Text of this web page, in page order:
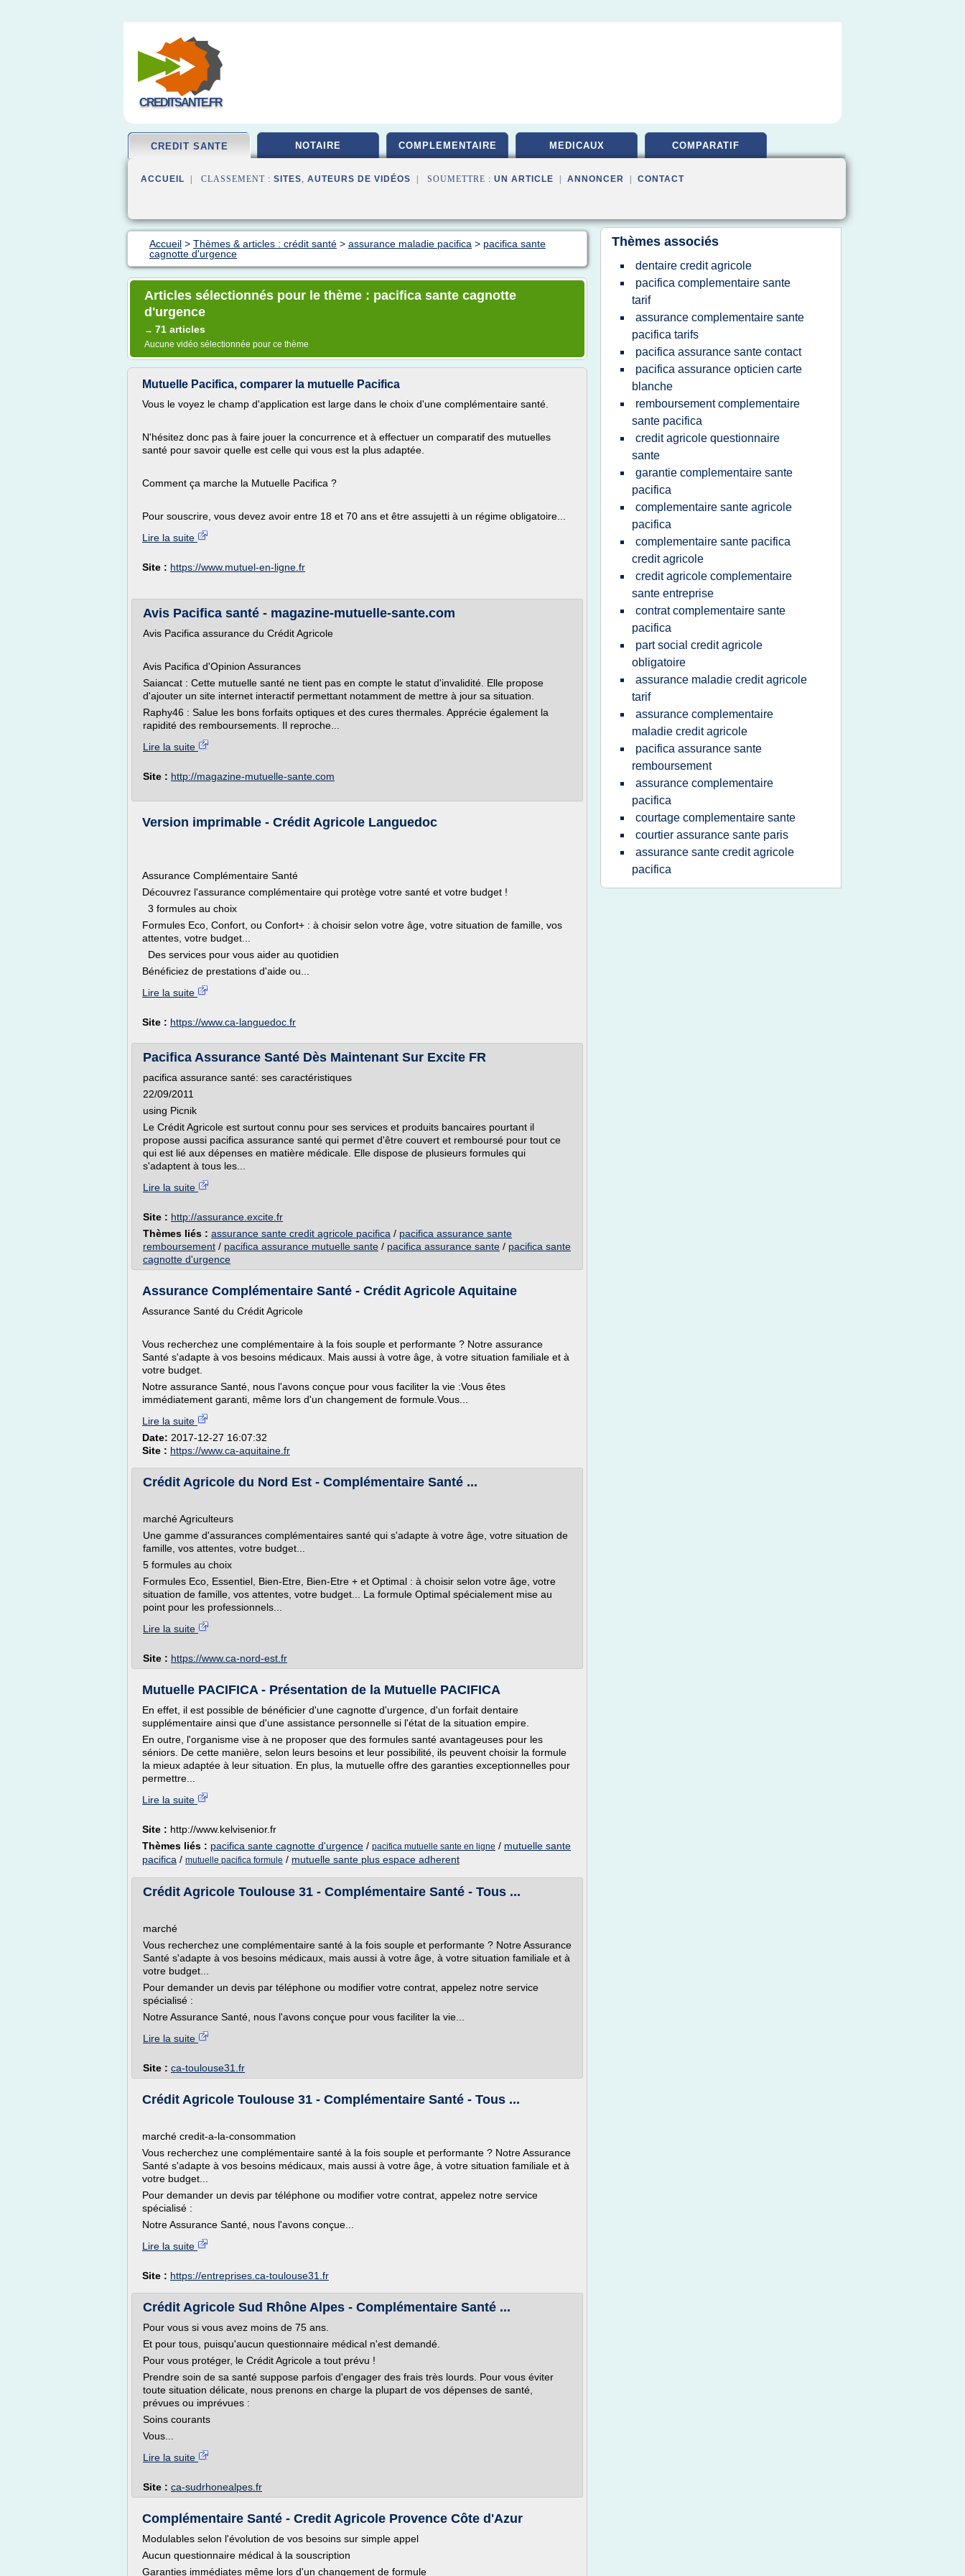
CREDITSANTE.FR
CREDIT SANTE NOTAIRE COMPLEMENTAIRE MEDICAUX COMPARATIF
ACCUEIL | CLASSEMENT : SITES, AUTEURS DE VIDÉOS | SOUMETTRE : UN ARTICLE ANNONCER CONTACT
Accueil > Thèmes & articles : crédit santé > assurance maladie pacifica > pacifica sante
cagnotte d'urgence
Articles sélectionnés pour le thème : pacifica sante cagnotte
d'urgence
→ 71 articles
Aucune vidéo sélectionnée pour ce thème
Mutuelle Pacifica, comparer la mutuelle Pacifica
Vous le voyez le champ d'application est large dans le choix d'une complémentaire santé.
N'hésitez donc pas à faire jouer la concurrence et à effectuer un comparatif des mutuelles
santé pour savoir quelle est celle qui vous est la plus adaptée.
Comment ça marche la Mutuelle Pacifica ?
Pour souscrire, vous devez avoir entre 18 et 70 ans et être assujetti à un régime obligatoire...
Lire la suite
Site : https://www.mutuel-en-ligne.fr
Avis Pacifica santé - magazine-mutuelle-sante.com
Avis Pacifica assurance du Crédit Agricole
Avis Pacifica d'Opinion Assurances
Saiancat : Cette mutuelle santé ne tient pas en compte le statut d'invalidité. Elle propose
d'ajouter un site internet interactif permettant notamment de mettre à jour sa situation.
Raphy46 : Salue les bons forfaits optiques et des cures thermales. Apprécie également la
rapidité des remboursements. Il reproche...
Lire la suite
Site : http://magazine-mutuelle-sante.com
Version imprimable - Crédit Agricole Languedoc
Assurance Complémentaire Santé
Découvrez l'assurance complémentaire qui protège votre santé et votre budget !
3 formules au choix
Formules Eco, Confort, ou Confort+ : à choisir selon votre âge, votre situation de famille, vos
attentes, votre budget...
Des services pour vous aider au quotidien
Bénéficiez de prestations d'aide ou...
Lire la suite
Site : https://www.ca-languedoc.fr
Pacifica Assurance Santé Dès Maintenant Sur Excite FR
pacifica assurance santé: ses caractéristiques
22/09/2011
using Picnik
Le Crédit Agricole est surtout connu pour ses services et produits bancaires pourtant il
propose aussi pacifica assurance santé qui permet d'être couvert et remboursé pour tout ce
qui est lié aux dépenses en matière médicale. Elle dispose de plusieurs formules qui
s'adaptent à tous les...
Lire la suite
Site : http://assurance.excite.fr
Thèmes liés : assurance sante credit agricole pacifica / pacifica assurance sante
remboursement / pacifica assurance mutuelle sante / pacifica assurance sante / pacifica sante
cagnotte d'urgence
Assurance Complémentaire Santé - Crédit Agricole Aquitaine
Assurance Santé du Crédit Agricole
Vous recherchez une complémentaire à la fois souple et performante ? Notre assurance
Santé s'adapte à vos besoins médicaux. Mais aussi à votre âge, à votre situation familiale et à
votre budget.
Notre assurance Santé, nous l'avons conçue pour vous faciliter la vie :Vous êtes
immédiatement garanti, même lors d'un changement de formule.Vous...
Lire la suite
Date: 2017-12-27 16:07:32
Site : https://www.ca-aquitaine.fr
Crédit Agricole du Nord Est - Complémentaire Santé ...
marché Agriculteurs
Une gamme d'assurances complémentaires santé qui s'adapte à votre âge, votre situation de
famille, vos attentes, votre budget...
5 formules au choix
Formules Eco, Essentiel, Bien-Etre, Bien-Etre + et Optimal : à choisir selon votre âge, votre
situation de famille, vos attentes, votre budget... La formule Optimal spécialement mise au
point pour les professionnels...
Lire la suite
Site : https://www.ca-nord-est.fr
Mutuelle PACIFICA - Présentation de la Mutuelle PACIFICA
En effet, il est possible de bénéficier d'une cagnotte d'urgence, d'un forfait dentaire
supplémentaire ainsi que d'une assistance personnelle si l'état de la situation empire.
En outre, l'organisme vise à ne proposer que des formules santé avantageuses pour les
séniors. De cette manière, selon leurs besoins et leur possibilité, ils peuvent choisir la formule
la mieux adaptée à leur situation. En plus, la mutuelle offre des garanties exceptionnelles pour
permettre...
Lire la suite
Site : http://www.kelvisenior.fr
Thèmes liés : pacifica sante cagnotte d'urgence / pacifica mutuelle sante en ligne / mutuelle sante
pacifica / mutuelle pacifica formule / mutuelle sante plus espace adherent
Crédit Agricole Toulouse 31 - Complémentaire Santé - Tous ...
marché
Vous recherchez une complémentaire santé à la fois souple et performante ? Notre Assurance
Santé s'adapte à vos besoins médicaux, mais aussi à votre âge, à votre situation familiale et à
votre budget...
Pour demander un devis par téléphone ou modifier votre contrat, appelez notre service
spécialisé :
Notre Assurance Santé, nous l'avons conçue pour vous faciliter la vie...
Lire la suite
Site : ca-toulouse31.fr
Crédit Agricole Toulouse 31 - Complémentaire Santé - Tous ...
marché credit-a-la-consommation
Vous recherchez une complémentaire santé à la fois souple et performante ? Notre Assurance
Santé s'adapte à vos besoins médicaux, mais aussi à votre âge, à votre situation familiale et à
votre budget...
Pour demander un devis par téléphone ou modifier votre contrat, appelez notre service
spécialisé :
Notre Assurance Santé, nous l'avons conçue...
Lire la suite
Site : https://entreprises.ca-toulouse31.fr
Crédit Agricole Sud Rhône Alpes - Complémentaire Santé ...
Pour vous si vous avez moins de 75 ans.
Et pour tous, puisqu'aucun questionnaire médical n'est demandé.
Pour vous protéger, le Crédit Agricole a tout prévu !
Prendre soin de sa santé suppose parfois d'engager des frais très lourds. Pour vous éviter
toute situation délicate, nous prenons en charge la plupart de vos dépenses de santé,
prévues ou imprévues :
Soins courants
Vous...
Lire la suite
Site : ca-sudrhonealpes.fr
Complémentaire Santé - Credit Agricole Provence Côte d'Azur
Modulables selon l'évolution de vos besoins sur simple appel
Aucun questionnaire médical à la souscription
Garanties immédiates même lors d'un changement de formule
Thèmes associés
dentaire credit agricole
pacifica complementaire sante
tarif
assurance complementaire sante
pacifica tarifs
pacifica assurance sante contact
pacifica assurance opticien carte
blanche
remboursement complementaire
sante pacifica
credit agricole questionnaire
sante
garantie complementaire sante
pacifica
complementaire sante agricole
pacifica
complementaire sante pacifica
credit agricole
credit agricole complementaire
sante entreprise
contrat complementaire sante
pacifica
part social credit agricole
obligatoire
assurance maladie credit agricole
tarif
assurance complementaire
maladie credit agricole
pacifica assurance sante
remboursement
assurance complementaire
pacifica
courtage complementaire sante
courtier assurance sante paris
assurance sante credit agricole
pacifica